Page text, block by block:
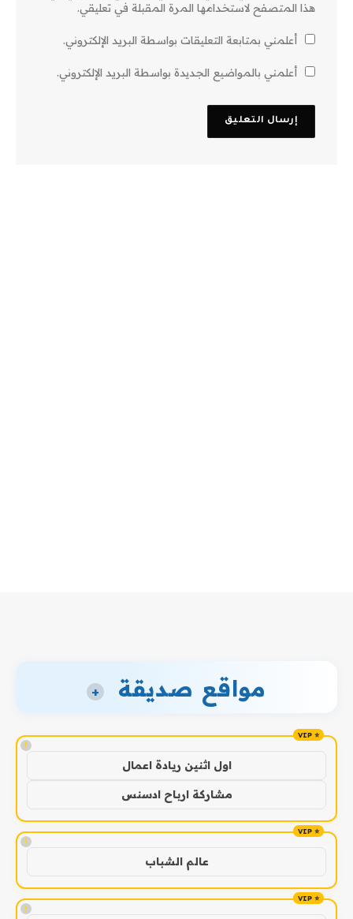
هذا المتصفح لاستخدامها المرة المقبلة في تعليقي.
أعلمني بمتابعة التعليقات بواسطة البريد الإلكتروني.
أعلمني بالمواضيع الجديدة بواسطة البريد الإلكتروني.
مواقع صديقة +
!
اول اثنين ريادة اعمال
مشاركة ارباح ادسنس
!
عالم الشباب
!